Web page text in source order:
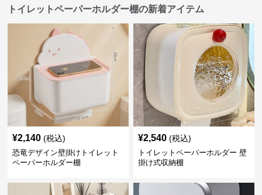
トイレットペーパーホルダー棚の新着アイテム
¥2,140 (税込)
恐竜デザイン壁掛けトイレット
ペーパーホルダー棚
¥2,540 (税込)
トイレットペーパーホルダー 壁
掛け式収納棚